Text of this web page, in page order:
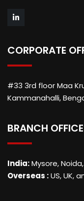
CORPORATE
#33 3rd floor Maa
Kammanahalli,
BRANCH
India:Mysore,
Overseas :US, UK,